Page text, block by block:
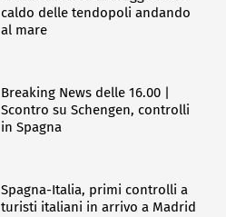
caldo delle tendopoli andando
al mare
Breaking News delle 16.00 |
Scontro su Schengen, controlli
in Spagna
Spagna-Italia, primi controlli a
turisti italiani in arrivo a Madrid